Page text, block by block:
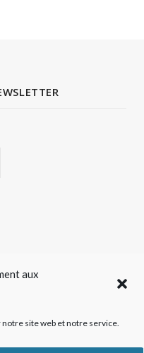
aux
site web et notre service.
le vin liquoreux